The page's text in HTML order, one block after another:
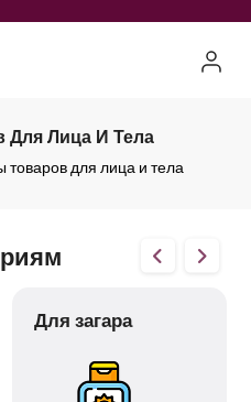
Для Лица И Тела
товаров для лица и тела
Для загара